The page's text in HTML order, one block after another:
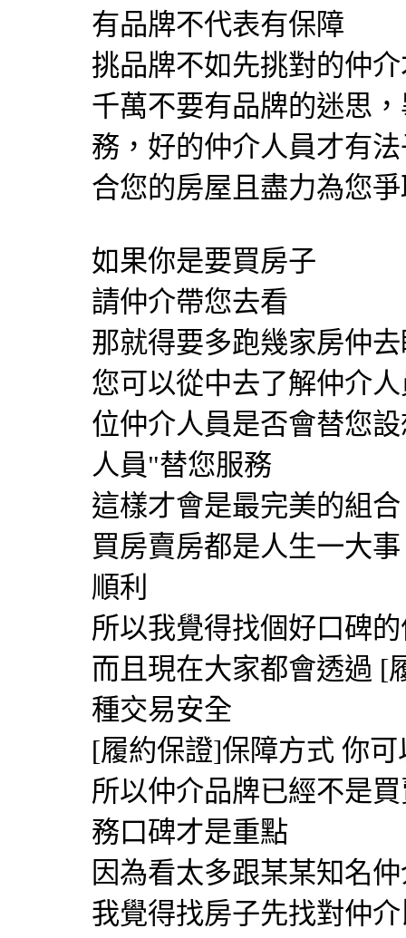
有品牌不代表有保障
挑品牌不如先挑對的仲
千萬不要有品牌的迷思
務，好的仲介人員才有
合您的房屋且盡力為您
如果你是要買房子
請仲介帶您去看
那就得要多跑幾家房仲
您可以從中去了解仲介
位仲介人員是否會替您
人員"替您服務
這樣才會是最完美的組合
買房賣房都是人生一大
順利
所以我覺得找個好口碑
而且現在大家都會透過 [
種交易安全
[履約保證]保障方式 你
所以仲介品牌已經不是
務口碑才是重點
因為看太多跟某某知名
我覺得找房子先找對仲